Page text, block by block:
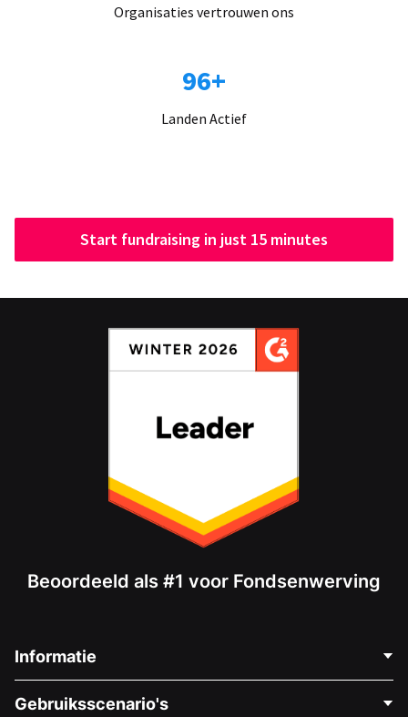
Organisaties vertrouwen ons
96+
Landen Actief
Start fundraising in just 15 minutes
Beoordeeld als #1 voor Fondsenwerving
Informatie
Gebruiksscenario's